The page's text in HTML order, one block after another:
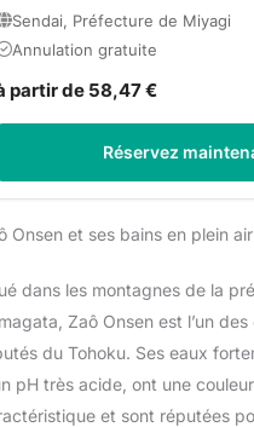
Sendai, Préfecture de Miyagi
Annulation gratuite
partir de 58,47 €
Réservez
Onsen et ses bains en plein air
dans les montagnes de la
Zaô Onsen est l’un
du Tohoku. Ses eaux
pH très acide, ont une
et sont réputées